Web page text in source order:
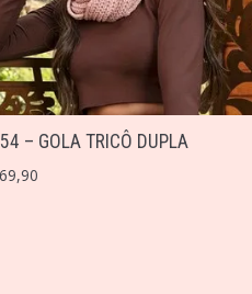
– GOLA TRICÔ DUPLA
69,90